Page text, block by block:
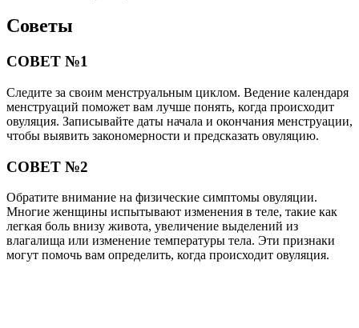
Советы
СОВЕТ №1
Следите за своим менструальным циклом. Ведение календаря
менструаций поможет вам лучше понять, когда происходит
овуляция. Записывайте даты начала и окончания менструации,
чтобы выявить закономерности и предсказать овуляцию.
СОВЕТ №2
Обратите внимание на физические симптомы овуляции.
Многие женщины испытывают изменения в теле, такие как
легкая боль внизу живота, увеличение выделений из
влагалища или изменение температуры тела. Эти признаки
могут помочь вам определить, когда происходит овуляция.